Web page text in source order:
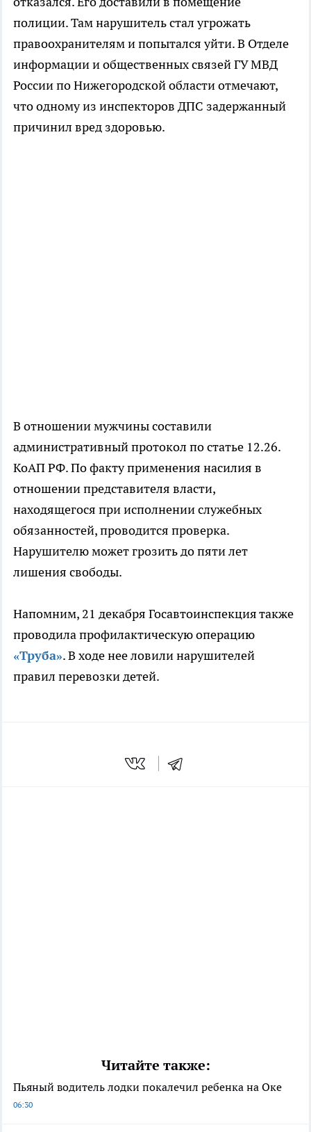
полиции. Там нарушитель стал угрожать
правоохранителям и попытался уйти. В Отделе
информации и общественных связей ГУ МВД
России по Нижегородской области отмечают,
что одному из инспекторов ДПС задержанный
причинил вред здоровью.
В отношении мужчины составили
административный протокол по статье 12.26.
КоАП РФ. По факту применения насилия в
отношении представителя власти,
находящегося при исполнении служебных
обязанностей, проводится проверка.
Нарушителю может грозить до пяти лет
лишения свободы.
Напомним, 21 декабря Госавтоинспекция также
проводила профилактическую операцию
«Труба». В ходе нее ловили нарушителей
правил перевозки детей.
Читайте также:
Пьяный водитель лодки покалечил ребенка на Оке
06:30